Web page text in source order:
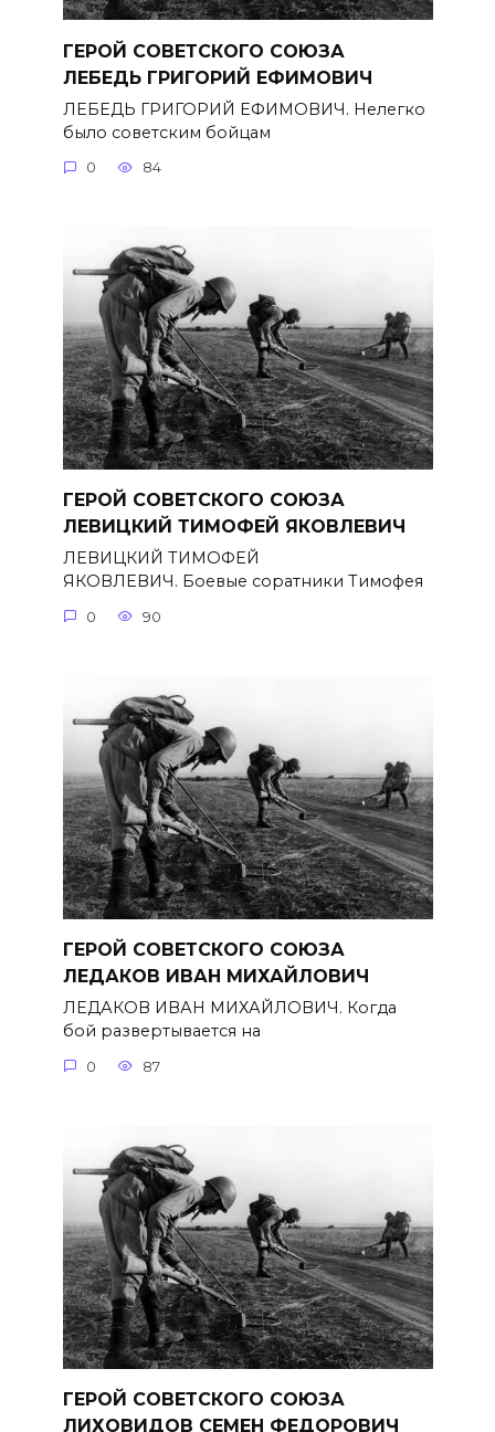
ГЕРОЙ СОВЕТСКОГО СОЮЗА
ЛЕБЕДЬ ГРИГОРИЙ ЕФИМОВИЧ
ЛЕБЕДЬ ГРИГОРИЙ ЕФИМОВИЧ. Нелегко
было советским бойцам
0 84
ГЕРОЙ СОВЕТСКОГО СОЮЗА
ЛЕВИЦКИЙ ТИМОФЕЙ ЯКОВЛЕВИЧ
ЛЕВИЦКИЙ ТИМОФЕЙ
ЯКОВЛЕВИЧ. Боевые соратники Тимофея
0 90
ГЕРОЙ СОВЕТСКОГО СОЮЗА
ЛЕДАКОВ ИВАН МИХАЙЛОВИЧ
ЛЕДАКОВ ИВАН МИХАЙЛОВИЧ. Когда
бой развертывается на
0 87
ГЕРОЙ СОВЕТСКОГО СОЮЗА
ЛИХОВИДОВ СЕМЕН ФЕДОРОВИЧ